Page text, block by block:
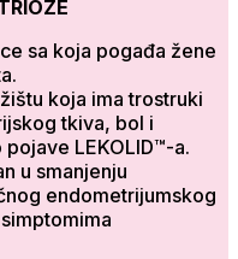
sa koja pogađa žene
koja ima trostruki
tkiva, bol i
LEKOLID™-a.
u smanjenju
endometrijumskog